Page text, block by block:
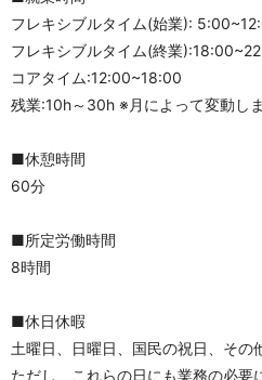
フレキシブルタイム(始業):
フレキシブルタイム(終業
コアタイム:12:00~18:00
残業:10h～30h ※月によって変動し
■休憩時間
60分
■所定労働時間
8時間
■休日休暇
土曜日、日曜日、国民の祝日、その
ただし、これらの日にも業務の必要